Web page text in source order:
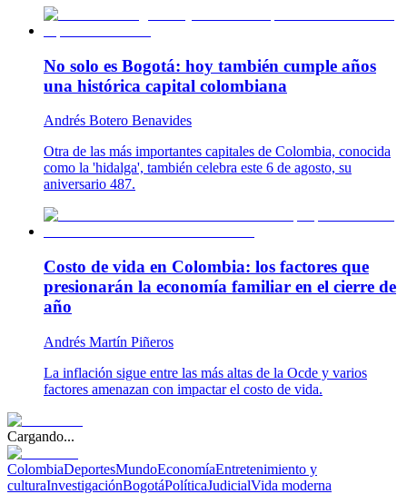
No solo es Bogotá: hoy también cumple años
una histórica capital colombiana
Andrés Botero Benavides
Otra de las más importantes capitales de Colombia, conocida
como la 'hidalga', también celebra este 6 de agosto, su
aniversario 487.
Costo de vida en Colombia: los factores que
presionarán la economía familiar en el cierre de
año
Andrés Martín Piñeros
La inflación sigue entre las más altas de la Ocde y varios
factores amenazan con impactar el costo de vida.
Cargando...
ColombiaDeportesMundoEconomíaEntretenimiento y
culturaInvestigaciónBogotáPolíticaJudicialVida moderna